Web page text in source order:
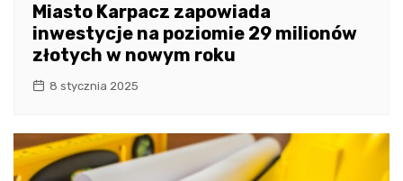
Miasto Karpacz zapowiada
inwestycje na poziomie 29 milionów
złotych w nowym roku
8 stycznia 2025